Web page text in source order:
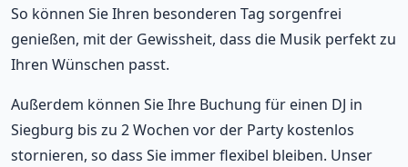
So können Sie Ihren besonderen Tag sorgenfrei
genießen, mit der Gewissheit, dass die Musik perfekt zu
Ihren Wünschen passt.
Außerdem können Sie Ihre Buchung für einen DJ in
Siegburg bis zu 2 Wochen vor der Party kostenlos
stornieren, so dass Sie immer flexibel bleiben. Unser